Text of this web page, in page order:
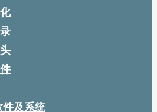
及系统